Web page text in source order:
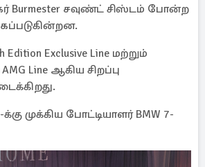
Burmester சவுண்ட் சிஸ்டம் போன்ற
Exclusive Line மற்றும்
Line ஆகிய சிறப்பு
முக்கிய போட்டியாளர் BMW 7-